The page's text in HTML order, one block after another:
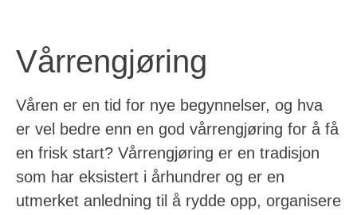
Vårrengjøring
Våren er en tid for nye begynnelser, og hva
er vel bedre enn en god vårrengjøring for å få
en frisk start? Vårrengjøring er en tradisjon
som har eksistert i århundrer og er en
utmerket anledning til å rydde opp, organisere